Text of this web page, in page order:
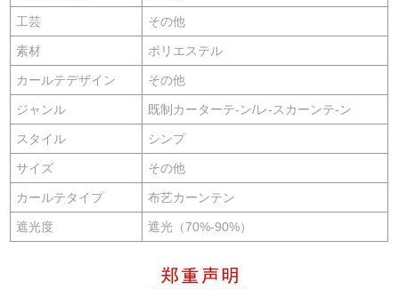
工芸 その他
素材 ポリエステル
カールテデザイン その他
ジャンル 既制カーターテ-ン/レ-スカーンテ-ン
スタイル シンプ
サイズ その他
カールテタイプ 布艺カーンテン
遮光度 遮光（70%-90%）